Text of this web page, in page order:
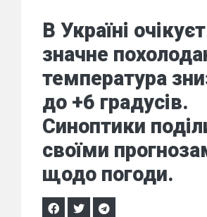
В Україні
значне
температура
до +6 градусів.
Синоптики
своїми
щодо погоди.